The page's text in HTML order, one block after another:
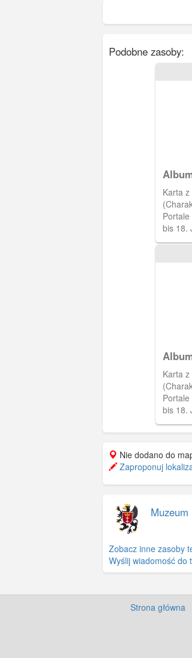
Podobne zasoby:
Kuhna
Karta z
bis 18.
Kuhna
Karta z
bis 18.
Nie dodano do
Zaproponuj
Zobacz inne zasoby
Wyślij wiadomość do
Strona główna